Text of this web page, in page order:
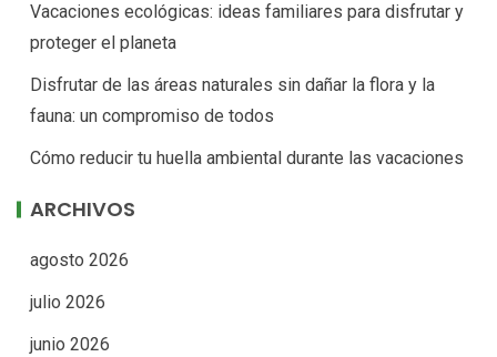
Vacaciones ecológicas: ideas familiares para disfrutar y
proteger el planeta
Disfrutar de las áreas naturales sin dañar la flora y la
fauna: un compromiso de todos
Cómo reducir tu huella ambiental durante las vacaciones
ARCHIVOS
agosto 2026
julio 2026
junio 2026